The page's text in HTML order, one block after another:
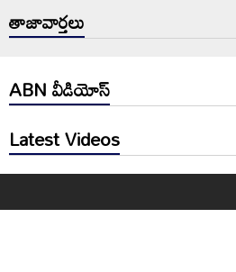
తాజావార్తలు
ABN వీడియోస్
Latest Videos